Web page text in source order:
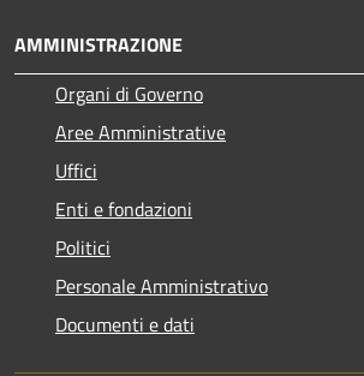
AMMINISTRAZIONE
Organi di Governo
Aree Amministrative
Uffici
Enti e fondazioni
Politici
Personale Amministrativo
Documenti e dati